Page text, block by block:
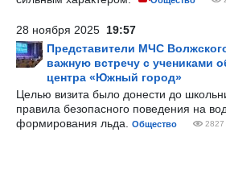
28 ноября 2025 19:57
Представители МЧС
важную встречу с учениками
центра «Южный город»
Целью визита было донести до
правила безопасного поведения на
формирования льда.
Общество 2827